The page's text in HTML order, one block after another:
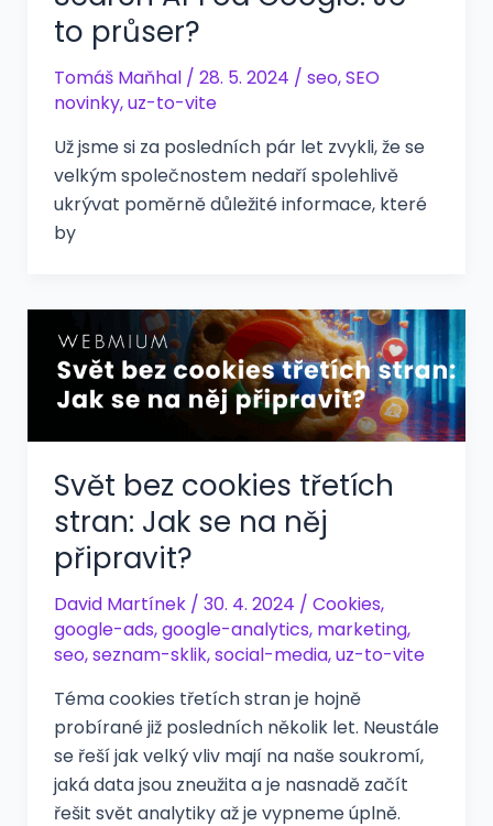
to průser?
Tomáš Maňhal / 28. 5. 2024 / seo,SEO
novinky,uz-to-vite
Už jsme si za posledních pár let zvykli, že se
velkým společnostem nedaří spolehlivě
ukrývat poměrně důležité informace, které
by
Svět bez cookies třetích
stran: Jak se na něj
připravit?
David Martínek / 30. 4. 2024 / Cookies,
google-ads,google-analytics, marketing,
seo,seznam-sklik,social-media,uz-to-vite
Téma cookies třetích stran je hojně
probírané již posledních několik let. Neustále
se řeší jak velký vliv mají na naše soukromí,
jaká data jsou zneužita a je nasnadě začít
řešit svět analytiky až je vypneme úplně.